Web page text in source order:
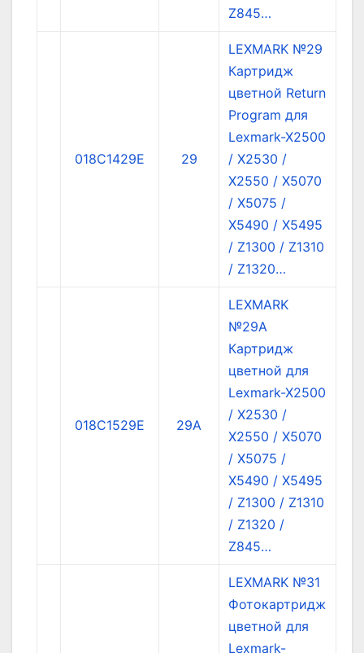
Z845…
018C1429E 29
LEXMARK №29
Картридж
цветной Return
Program для
Lexmark-X2500
/ X2530 /
X2550 / X5070
/ X5075 /
X5490 / X5495
/ Z1300 / Z1310
/ Z1320…
018C1529E 29A
LEXMARK
№29A
Картридж
цветной для
Lexmark-X2500
/ X2530 /
X2550 / X5070
/ X5075 /
X5490 / X5495
/ Z1300 / Z1310
/ Z1320 /
Z845…
LEXMARK №31
Фотокартридж
цветной для
Lexmark-